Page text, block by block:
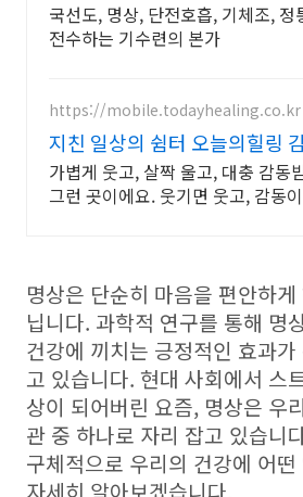
국선도, 명상, 단전호흡, 기체조, 정
전수하는 기수련의 본가
https://mobile.todayhealing.co.kr
지친 일상의 쉼터 오늘의힐링
힐링타임
가볍게 웃고, 살짝 울고, 대충 감동
그런 곳이에요. 웃기면 웃고, 감동
명상은 단순히 마음을 편안하
닙니다. 과학적 연구를 통해 명
건강에 끼치는 긍정적인 효과
고 있습니다. 현대 사회에서 스
상이 되어버린 요즘, 명상은 우
관 중 하나로 자리 잡고 있습니
구체적으로 우리의 건강에 어